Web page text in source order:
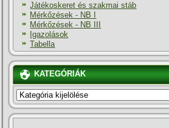
Játékoskeret és szakmai stáb
Mérkőzések - NB I
Mérkőzések - NB III
Igazolások
Tabella
KATEGÓRIÁK
KATEGÓRIÁK